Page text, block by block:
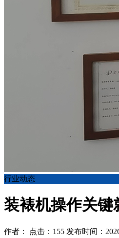
行业动态
装裱机操作关键
作者： 点击：155 发布时间：